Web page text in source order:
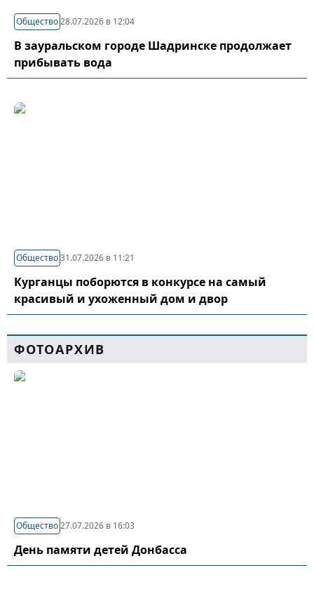
Общество28.07.2026 в 12:04
В зауральском городе Шадринске продолжает
прибывать вода
Общество31.07.2026 в 11:21
Курганцы поборются в конкурсе на самый
красивый и ухоженный дом и двор
ФОТОАРХИВ
Общество27.07.2026 в 16:03
День памяти детей Донбасса